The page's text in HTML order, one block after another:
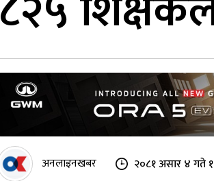
अनलाइनखबर २०८१ असार ४ गते